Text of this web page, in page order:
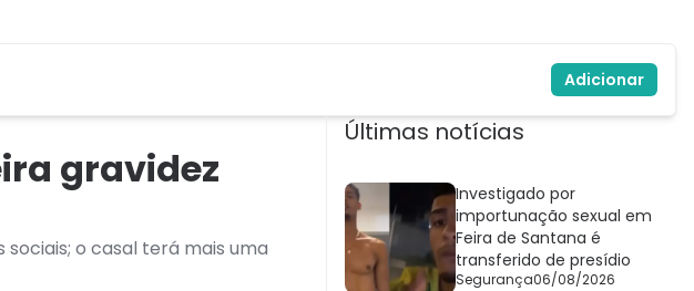
Adicionar
gravidez
o casal terá mais uma
Últimas notícias
Investigado por
importunação sexual em
Feira de Santana é
transferido de presídio
Segurança06/08/2026